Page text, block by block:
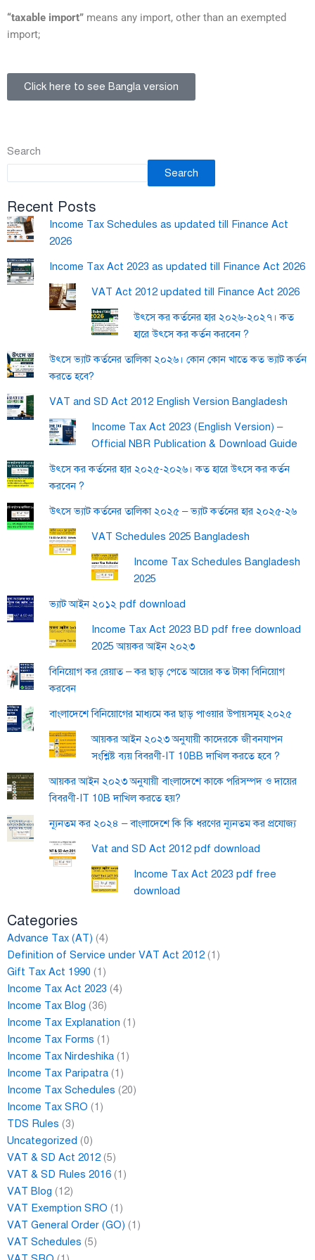
“taxable import” means any import, other than an exempted
import;
Click here to see Bangla version
Search
Search
Recent Posts
Income Tax Schedules as updated till Finance Act
2026
Income Tax Act 2023 as updated till Finance Act 2026
VAT Act 2012 updated till Finance Act 2026
উৎসে কর কর্তনের হার ২০২৬-২০২৭। কত
হারে উৎসে কর কর্তন করবেন ?
উৎসে ভ্যাট কর্তনের তালিকা ২০২৬। কোন কোন খাতে কত ভ্যাট কর্তন
করতে হবে?
VAT and SD Act 2012 English Version Bangladesh
Income Tax Act 2023 (English Version) –
Official NBR Publication & Download Guide
উৎসে কর কর্তনের হার ২০২৫-২০২৬। কত হারে উৎসে কর কর্তন
করবেন ?
উৎসে ভ্যাট কর্তনের তালিকা ২০২৫ – ভ্যাট কর্তনের হার ২০২৫-২৬
VAT Schedules 2025 Bangladesh
Income Tax Schedules Bangladesh
2025
ভ্যাট আইন ২০১২ pdf download
Income Tax Act 2023 BD pdf free download
2025 আয়কর আইন ২০২৩
বিনিয়োগ কর রেয়াত – কর ছাড় পেতে আয়ের কত টাকা বিনিয়োগ
করবেন
বাংলাদেশে বিনিয়োগের মাধ্যমে কর ছাড় পাওয়ার উপায়সমূহ ২০২৫
আয়কর আইন ২০২৩ অনুযায়ী কাদেরকে জীবনযাপন
সংশ্লিষ্ট ব্যয় বিবরণী-IT 10BB দাখিল করতে হবে ?
আয়কর আইন ২০২৩ অনুযায়ী বাংলাদেশে কাকে পরিসম্পদ ও দায়ের
বিবরণী-IT 10B দাখিল করতে হয়?
ন্যূনতম কর ২০২৪ – বাংলাদেশে কি কি ধরণের ন্যূনতম কর প্রযোজ্য
Vat and SD Act 2012 pdf download
Income Tax Act 2023 pdf free
download
Categories
Advance Tax (AT) (4)
Definition of Service under VAT Act 2012 (1)
Gift Tax Act 1990 (1)
Income Tax Act 2023 (4)
Income Tax Blog (36)
Income Tax Explanation (1)
Income Tax Forms (1)
Income Tax Nirdeshika (1)
Income Tax Paripatra (1)
Income Tax Schedules (20)
Income Tax SRO (1)
TDS Rules (3)
Uncategorized (0)
VAT & SD Act 2012 (5)
VAT & SD Rules 2016 (1)
VAT Blog (12)
VAT Exemption SRO (1)
VAT General Order (GO) (1)
VAT Schedules (5)